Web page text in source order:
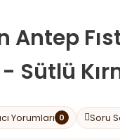
Antep
Sütlü
Yorumları 0 Soru